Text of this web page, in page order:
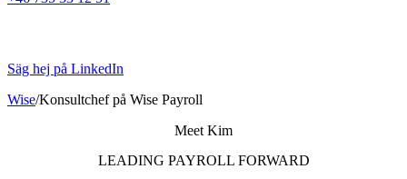
Säg hej på LinkedIn
Wise/Konsultchef på Wise Payroll
Meet Kim
LEADING PAYROLL FORWARD